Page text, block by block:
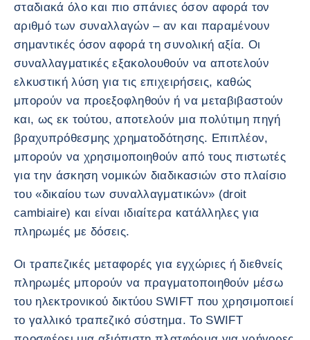
σταδιακά όλο και πιο σπάνιες όσον αφορά τον
αριθμό των συναλλαγών – αν και παραμένουν
σημαντικές όσον αφορά τη συνολική αξία. Οι
συναλλαγματικές εξακολουθούν να αποτελούν
ελκυστική λύση για τις επιχειρήσεις, καθώς
μπορούν να προεξοφληθούν ή να μεταβιβαστούν
και, ως εκ τούτου, αποτελούν μια πολύτιμη πηγή
βραχυπρόθεσμης χρηματοδότησης. Επιπλέον,
μπορούν να χρησιμοποιηθούν από τους πιστωτές
για την άσκηση νομικών διαδικασιών στο πλαίσιο
του «δικαίου των συναλλαγματικών» (droit
cambiaire) και είναι ιδιαίτερα κατάλληλες για
πληρωμές με δόσεις.
Οι τραπεζικές μεταφορές για εγχώριες ή διεθνείς
πληρωμές μπορούν να πραγματοποιηθούν μέσω
του ηλεκτρονικού δικτύου SWIFT που χρησιμοποιεί
το γαλλικό τραπεζικό σύστημα. Το SWIFT